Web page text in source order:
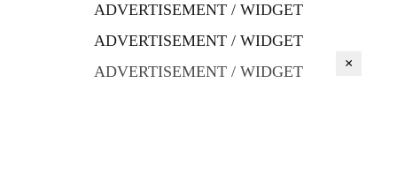
ADVERTISEMENT / WIDGET
ADVERTISEMENT / WIDGET
ADVERTISEMENT / WIDGET
×